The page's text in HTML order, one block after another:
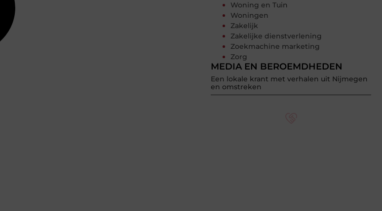
Woning en Tuin
Woningen
Zakelijk
Zakelijke dienstverlening
Zoekmachine marketing
Zorg
MEDIA EN BEROEMDHEDEN
Een lokale krant met verhalen uit Nijmegen
en omstreken